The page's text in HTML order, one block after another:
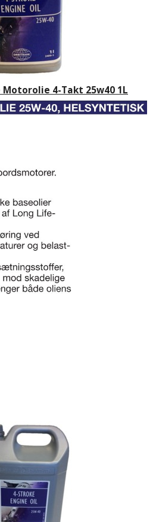
Motorolie 4-Takt 25w40 1L